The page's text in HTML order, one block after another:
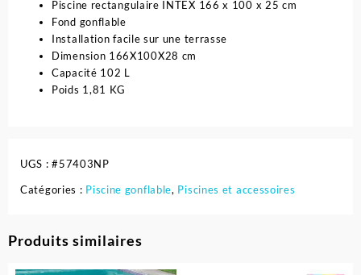
Piscine rectangulaire INTEX 166 x 100 x 25 cm
Fond gonflable
Installation facile sur une terrasse
Dimension 166X100X28 cm
Capacité 102 L
Poids 1,81 KG
UGS :#57403NP
Catégories : Piscine gonflable, Piscines et accessoires
Produits similaires